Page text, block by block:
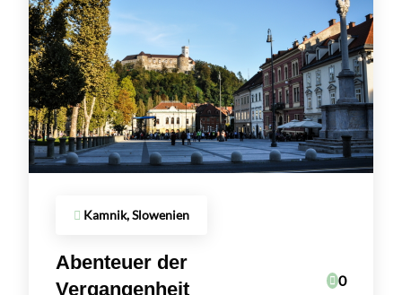
Kamnik, Slowenien
Abenteuer der
Vergangenheit
0